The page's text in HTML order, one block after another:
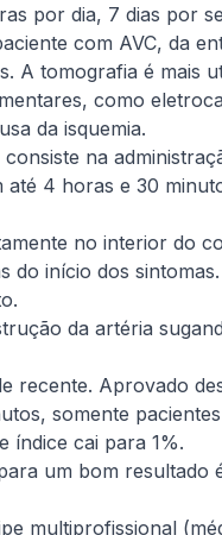
por dia, 7 dias por
com AVC, da
A tomografia é mais
como
da isquemia.
na
4 horas e 30
no interior do
do início dos
da artéria
recente. Aprovado
somente
índice cai para 1%.
um bom
multiprofissional